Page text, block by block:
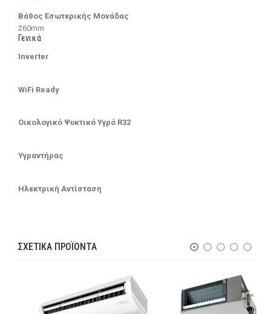
Βάθος Εσωτερικής Μονάδας
260mm
Γενικά
Inverter
WiFi Ready
Οικολογικό Ψυκτικό Υγρό R32
Υγραντήρας
Ηλεκτρική Αντίσταση
ΣΧΕΤΙΚΆ ΠΡΟΪΌΝΤΑ